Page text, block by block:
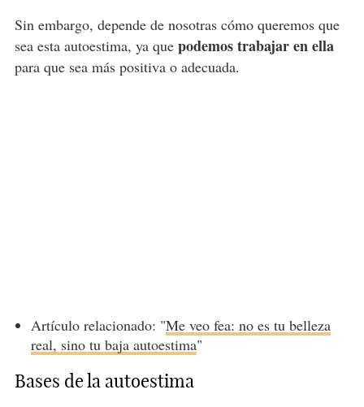
Sin embargo, depende de nosotras cómo queremos que
sea esta autoestima, ya que podemos trabajar en ella
para que sea más positiva o adecuada.
Artículo relacionado: "Me veo fea: no es tu belleza
real, sino tu baja autoestima"
Bases de la autoestima